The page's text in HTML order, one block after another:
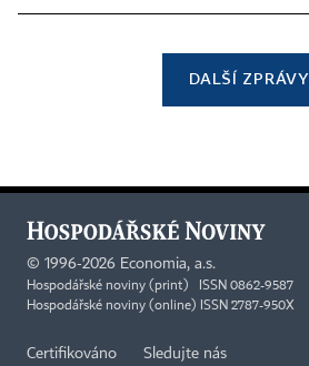
DALŠÍ ZPRÁVY
© 1996-2026 Economia, a.s.
Hospodářské noviny (print) ISSN 0862-9587
Hospodářské noviny (online) ISSN 2787-950X
Certifikováno Sledujte nás